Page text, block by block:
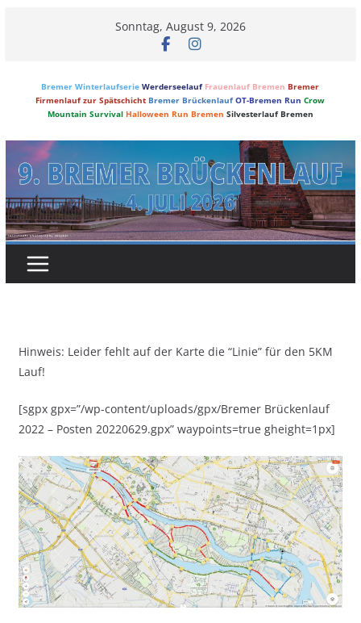
Sonntag, August 9, 2026
Bremer Winterlaufserie Werderseelauf Frauenlauf Bremen Bremer
Firmenlauf zur Spätschicht Bremer Brückenlauf OT-Bremen Run Crow
Mountain Survival Halloween Run Bremen Silvesterlauf Bremen
Hinweis: Leider fehlt auf der Karte die “Linie” für den 5KM
Lauf!
[sgpx gpx=”/wp-content/uploads/gpx/Bremer Brückenlauf
2022 – Posten 20220629.gpx” waypoints=true gheight=1px]